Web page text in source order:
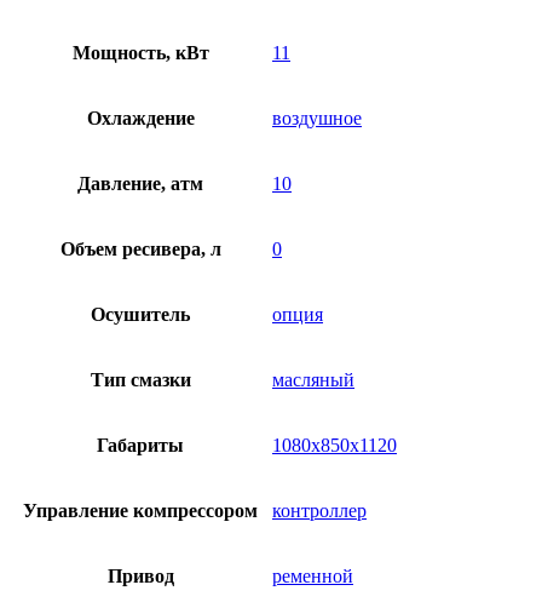
Мощность, кВт 11
Охлаждение воздушное
Давление, атм 10
Объем ресивера, л 0
Осушитель опция
Тип смазки масляный
Габариты 1080х850х1120
Управление компрессором контроллер
Привод ременной